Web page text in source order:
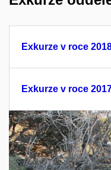
Exkurze v roce
Exkurze v roce